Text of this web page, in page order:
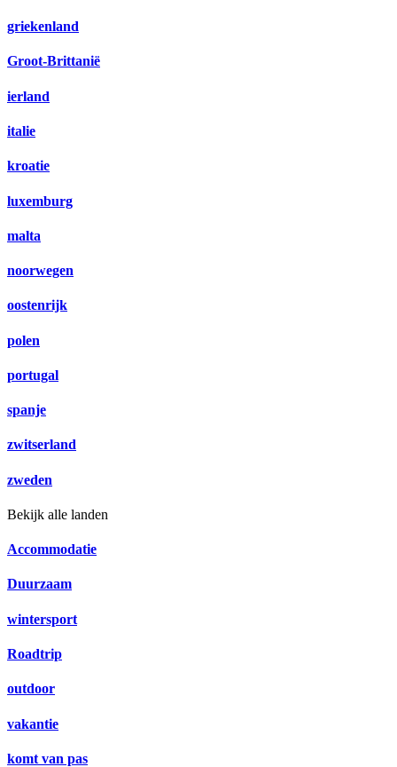
griekenland
Groot-Brittanië
ierland
italie
kroatie
luxemburg
malta
noorwegen
oostenrijk
polen
portugal
spanje
zwitserland
zweden
Bekijk alle landen
Accommodatie
Duurzaam
wintersport
Roadtrip
outdoor
vakantie
komt van pas